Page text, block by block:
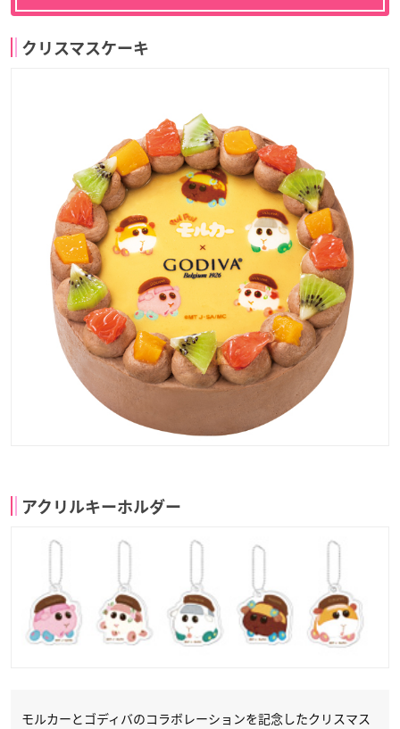
クリスマスケーキ
アクリルキーホルダー
モルカーとゴディバのコラボレーションを記念したクリスマス